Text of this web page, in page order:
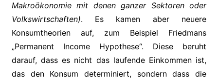
Makroökonomie mit denen ganzer Sektoren oder
Volkswirtschaften). Es kamen aber neuere
Konsumtheorien auf, zum Beispiel Friedmans
„Permanent Income Hypothese“. Diese beruht
darauf, dass es nicht das laufende Einkommen ist,
das den Konsum determiniert, sondern dass die